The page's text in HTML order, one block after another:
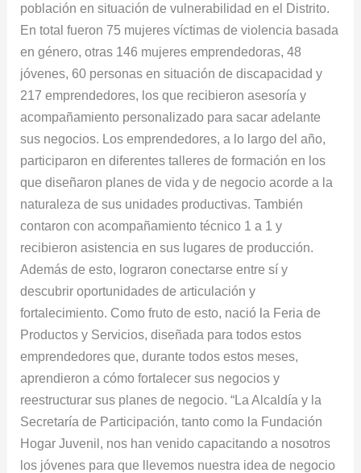
población en situación de vulnerabilidad en el Distrito.
En total fueron 75 mujeres víctimas de violencia basada
en género, otras 146 mujeres emprendedoras, 48
jóvenes, 60 personas en situación de discapacidad y
217 emprendedores, los que recibieron asesoría y
acompañamiento personalizado para sacar adelante
sus negocios. Los emprendedores, a lo largo del año,
participaron en diferentes talleres de formación en los
que diseñaron planes de vida y de negocio acorde a la
naturaleza de sus unidades productivas. También
contaron con acompañamiento técnico 1 a 1 y
recibieron asistencia en sus lugares de producción.
Además de esto, lograron conectarse entre sí y
descubrir oportunidades de articulación y
fortalecimiento. Como fruto de esto, nació la Feria de
Productos y Servicios, diseñada para todos estos
emprendedores que, durante todos estos meses,
aprendieron a cómo fortalecer sus negocios y
reestructurar sus planes de negocio. “La Alcaldía y la
Secretaría de Participación, tanto como la Fundación
Hogar Juvenil, nos han venido capacitando a nosotros
los jóvenes para que llevemos nuestra idea de negocio